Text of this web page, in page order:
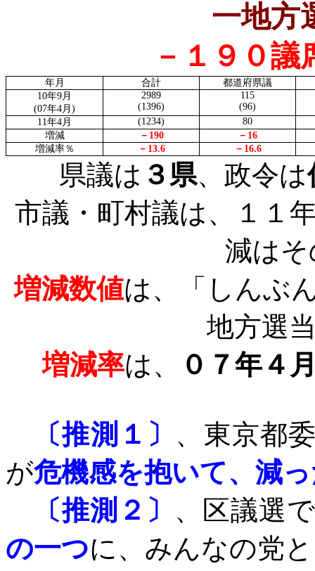
一地方
－１９０議
年月 合計
都道府県議
10年9月
(07年4月 )
2989
(1396)
115
(96)
11年4月 (1234)
80
増減
－ 190 － 16
増減率％
－ 13.6 － 16.6
県議は ３県、政令は
市議・町村議は、１１
減はそ
増減数値は、「しんぶ
地方選
増減率は、 ０７年４
〔推測１〕 、東京都
が危機感を抱いて、減
〔推測２〕 、区議選
の一つに、みんなの党